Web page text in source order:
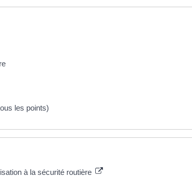
les points)
à la sécurité routière